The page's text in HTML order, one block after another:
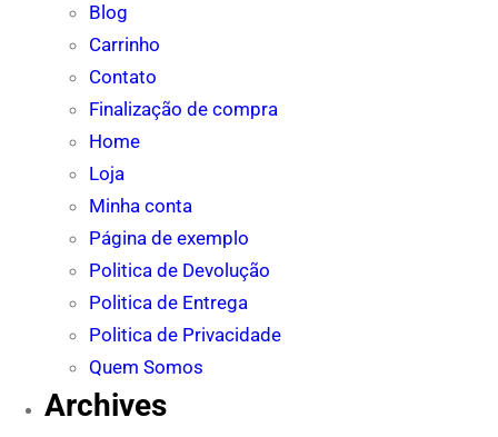
Blog
Carrinho
Contato
Finalização de compra
Home
Loja
Minha conta
Página de exemplo
Politica de Devolução
Politica de Entrega
Politica de Privacidade
Quem Somos
Archives